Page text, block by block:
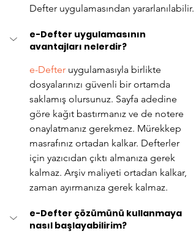
Defter uygulamasından yararlanılabilir.
e-Defter uygulamasının
avantajları nelerdir?
e-Defter uygulamasıyla birlikte
dosyalarınızı güvenli bir ortamda
saklamış olursunuz. Sayfa adedine
göre kağıt bastırmanız ve de notere
onaylatmanız gerekmez. Mürekkep
masrafınız ortadan kalkar. Defterler
için yazıcıdan çıktı almanıza gerek
kalmaz. Arşiv maliyeti ortadan kalkar,
zaman ayırmanıza gerek kalmaz.
e-Defter çözümünü kullanmaya
nasıl başlayabilirim?